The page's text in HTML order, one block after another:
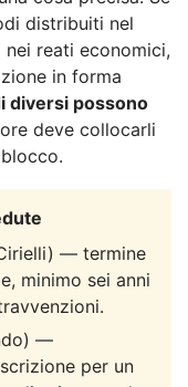
distribuiti nel
reati economici,
in forma
diversi possono
deve collocarli
— termine
minimo sei anni
—
per un